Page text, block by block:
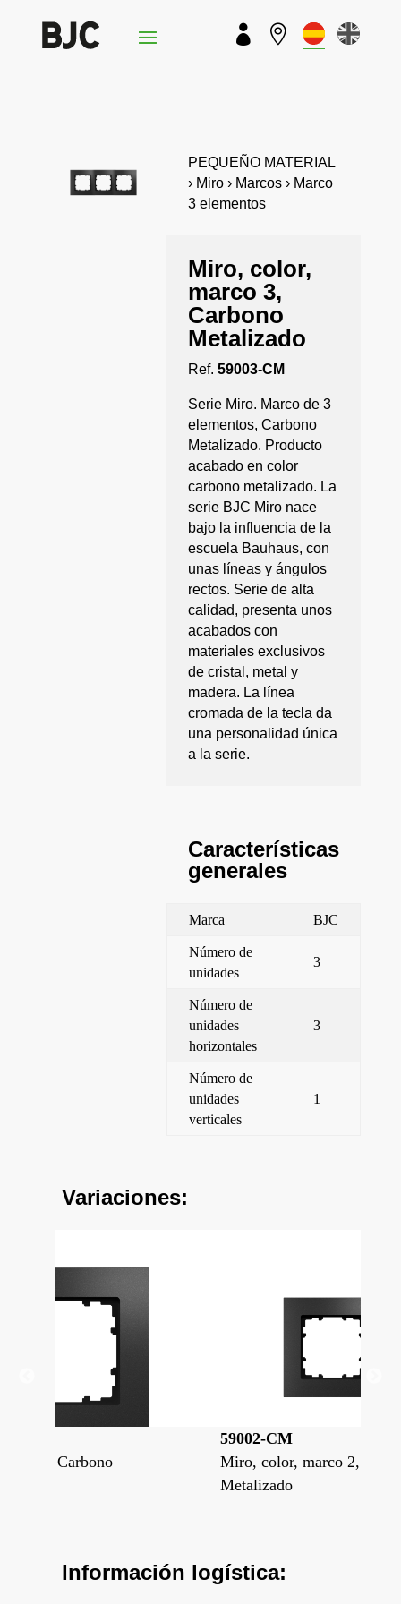
 
PEQUEÑO MATERIAL
› Miro › Marcos › Marco
3 elementos
Miro, color,
marco 3,
Carbono
Metalizado
Ref.59003-CM
Serie Miro. Marco de 3
elementos, Carbono
Metalizado. Producto
acabado en color
carbono metalizado. La
serie BJC Miro nace
bajo la influencia de la
escuela Bauhaus, con
unas líneas y ángulos
rectos. Serie de alta
calidad, presenta unos
acabados con
materiales exclusivos
de cristal, metal y
madera. La línea
cromada de la tecla da
una personalidad única
a la serie.
Características
generales
Marca BJC
Número de
unidades
3
Número de
unidades
horizontales
3
Número de
unidades
verticales
1
Variaciones:
Miro, color, marco 2, Carbono
Información logística: